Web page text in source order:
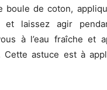
boule de coton,
et laissez agir
à l’eau fraîche et
Cette astuce est à